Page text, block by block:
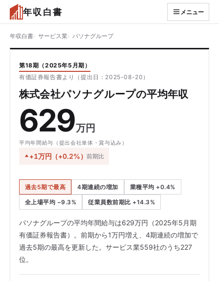
年収白書 メニュー
年収白書 サービス業 パソナグループ
第18期（2025年5月期）
有価証券報告書より（提出日：2025-08-20）
株式会社パソナグループの平均年収
629万円
平均年間給与（提出会社単体・賞与込み）
+1万円（+0.2%）前期比
過去5期で最高 4期連続の増加 業種平均 +0.4%
全上場平均 −9.3% 従業員数前期比 +14.3%
パソナグループの平均年間給与は629万円（2025年5月期
有価証券報告書）。前期から1万円増え、4期連続の増加で
過去5期の最高を更新した。サービス業559社のうち227
位。